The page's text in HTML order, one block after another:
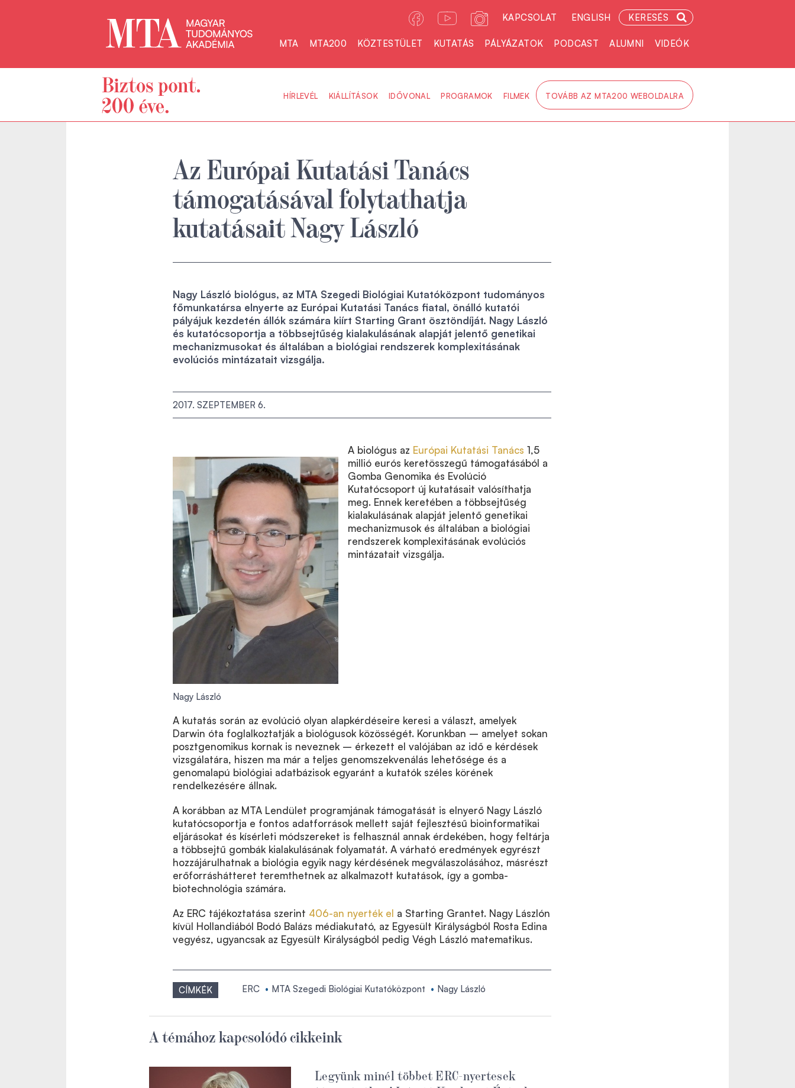
KAPCSOLAT ENGLISH KERESÉS
MTA MTA200 KÖZTESTÜLET KUTATÁS PÁLYÁZATOK PODCAST ALUMNI VIDEÓK
HÍRLEVÉL KIÁLLÍTÁSOK IDŐVONAL PROGRAMOK FILMEK TOVÁBB AZ MTA200 WEBOLDALRA
Az Európai Kutatási Tanács
támogatásával folytathatja
kutatásait Nagy László
Nagy László biológus, az MTA Szegedi Biológiai Kutatóközpont tudományos
főmunkatársa elnyerte az Európai Kutatási Tanács fiatal, önálló kutatói
pályájuk kezdetén állók számára kiírt Starting Grant ösztöndíját. Nagy László
és kutatócsoportja a többsejtűség kialakulásának alapját jelentő genetikai
mechanizmusokat és általában a biológiai rendszerek komplexitásának
evolúciós mintázatait vizsgálja.
2017. SZEPTEMBER 6.
Nagy László
A biológus az Európai Kutatási Tanács 1,5
millió eurós keretösszegű támogatásából a
Gomba Genomika és Evolúció
Kutatócsoport új kutatásait valósíthatja
meg. Ennek keretében a többsejtűség
kialakulásának alapját jelentő genetikai
mechanizmusok és általában a biológiai
rendszerek komplexitásának evolúciós
mintázatait vizsgálja.
A kutatás során az evolúció olyan alapkérdéseire keresi a választ, amelyek
Darwin óta foglalkoztatják a biológusok közösségét. Korunkban – amelyet sokan
posztgenomikus kornak is neveznek – érkezett el valójában az idő e kérdések
vizsgálatára, hiszen ma már a teljes genomszekvenálás lehetősége és a
genomalapú biológiai adatbázisok egyaránt a kutatók széles körének
rendelkezésére állnak.
A korábban az MTA Lendület programjának támogatását is elnyerő Nagy László
kutatócsoportja e fontos adatforrások mellett saját fejlesztésű bioinformatikai
eljárásokat és kísérleti módszereket is felhasznál annak érdekében, hogy feltárja
a többsejtű gombák kialakulásának folyamatát. A várható eredmények egyrészt
hozzájárulhatnak a biológia egyik nagy kérdésének megválaszolásához, másrészt
erőforráshátteret teremthetnek az alkalmazott kutatások, így a gomba-
biotechnológia számára.
Az ERC tájékoztatása szerint 406-an nyerték el a Starting Grantet. Nagy Lászlón
kívül Hollandiából Bodó Balázs médiakutató, az Egyesült Királyságból Rosta Edina
vegyész, ugyancsak az Egyesült Királyságból pedig Végh László matematikus.
CÍMKÉK ERC MTA Szegedi Biológiai Kutatóközpont Nagy László
A témához kapcsolódó cikkeink
Legyünk minél többet ERC-nyertesek